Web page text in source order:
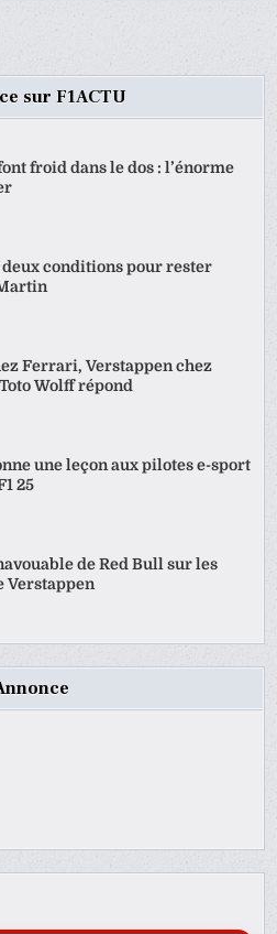
sur F1ACTU
froid dans le dos : l’énorme
deux conditions pour rester
Ferrari, Verstappen chez
Wolff répond
une leçon aux pilotes e-sport
25
de Red Bull sur les
Verstappen